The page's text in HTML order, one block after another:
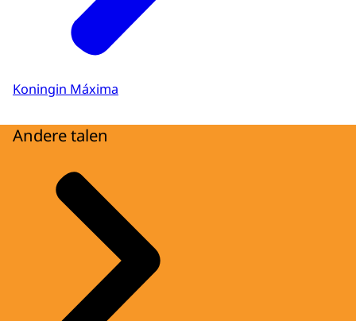
Koningin Máxima
Andere talen